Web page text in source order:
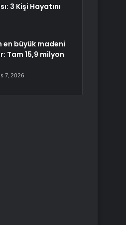
3 Kişi Hayatını
en büyük madeni
Tam 15,9 milyon
7, 2026